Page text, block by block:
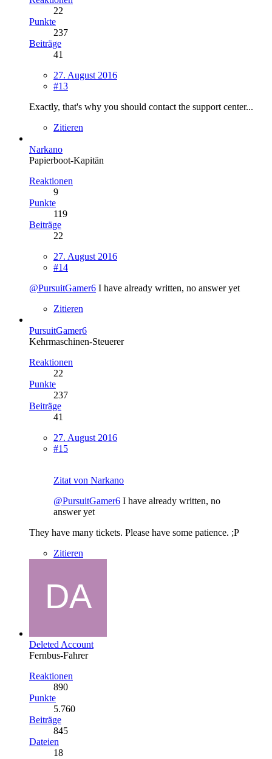
22
Punkte
237
Beiträge
41
27. August 2016
#13
Exactly, that's why you should contact the support center...
Zitieren
Narkano
Papierboot-Kapitän
Reaktionen
9
Punkte
119
Beiträge
22
27. August 2016
#14
@PursuitGamer6 I have already written, no answer yet
Zitieren
PursuitGamer6
Kehrmaschinen-Steuerer
Reaktionen
22
Punkte
237
Beiträge
41
27. August 2016
#15
Zitat von Narkano
@PursuitGamer6 I have already written, no
answer yet
They have many tickets. Please have some patience. ;P
Zitieren
Deleted Account
Fernbus-Fahrer
Reaktionen
890
Punkte
5.760
Beiträge
845
Dateien
18